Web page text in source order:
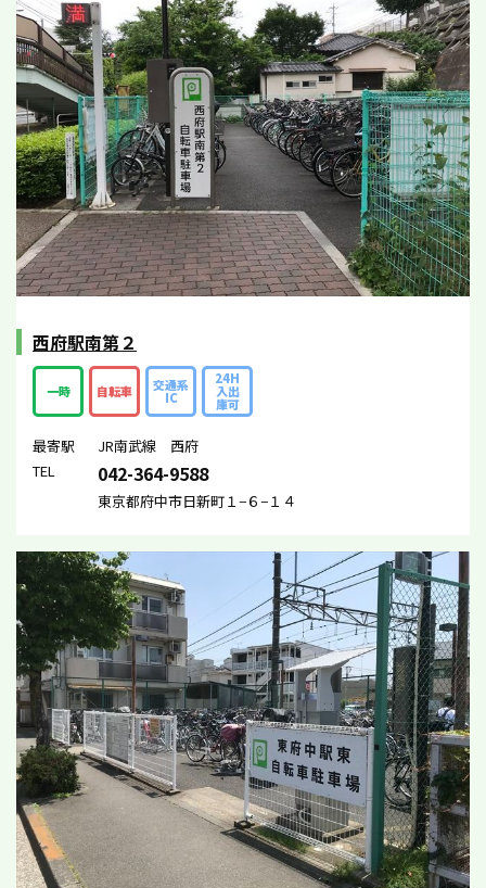
西府駅南第２
一時 自転車 交通系
IC
24H
入出
庫可
最寄駅
JR南武線 西府
TEL
042-364-9588
東京都府中市日新町１−６−１４